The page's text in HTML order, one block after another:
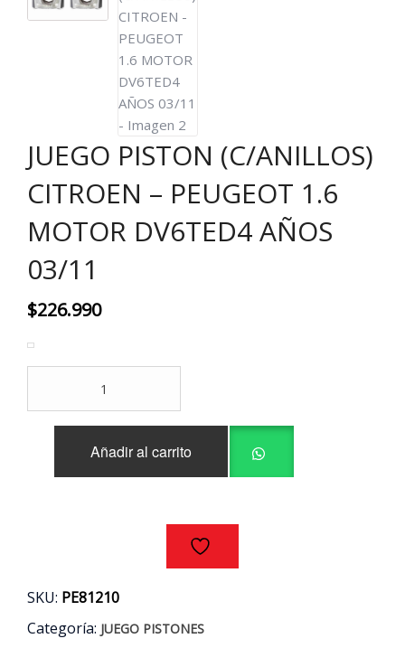
JUEGO PISTON (C/ANILLOS)
CITROEN – PEUGEOT 1.6
MOTOR DV6TED4 AÑOS
03/11
$226.990
(C/ANILLOS)
Añadir al carrito
SKU: PE81210
Categoría: JUEGO PISTONES